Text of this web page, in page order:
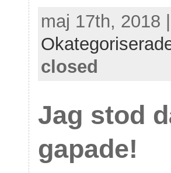
maj 17th, 2018
closed
Jag stod
gapade!